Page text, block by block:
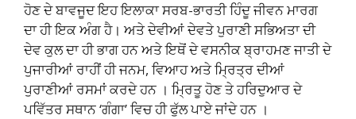
ਹੋਣ ਦੇ ਬਾਵਜੂਦ ਇਹ ਇਲਾਕਾ ਸਰਬ-ਭਾਰਤੀ ਹਿੰਦੂ ਜੀਵਨ ਮਾਰਗ
ਦਾ ਹੀ ਇਕ ਅੰਗ ਹੈ। ਅਤੇ ਦੇਵੀਆਂ ਦੇਵਤੇ ਪੁਰਾਣੀ ਸਭਿਅਤਾ ਦੀ
ਦੇਵ ਕੁਲ ਦਾ ਹੀ ਭਾਗ ਹਨ ਅਤੇ ਇਥੋਂ ਦੇ ਵਸਨੀਕ ਬ੍ਰਾਹਮਣ ਜਾਤੀ ਦੇ
ਪੁਜਾਰੀਆਂ ਰਾਹੀਂ ਹੀ ਜਨਮ, ਵਿਆਹ ਅਤੇ ਮ੍ਰਿਤ੍ਰ ਦੀਆਂ
ਪੁਰਾਣੀਆਂ ਰਸਮਾਂ ਕਰਦੇ ਹਨ । ਮ੍ਰਿਤੂ ਹੋਣ ਤੇ ਹਰਿਦੁਆਰ ਦੇ
ਪਵਿੱਤਰ ਸਥਾਨ ‘ਗੰਗਾ’ ਵਿਚ ਹੀ ਫੁੱਲ ਪਾਏ ਜਾਂਦੇ ਹਨ ।